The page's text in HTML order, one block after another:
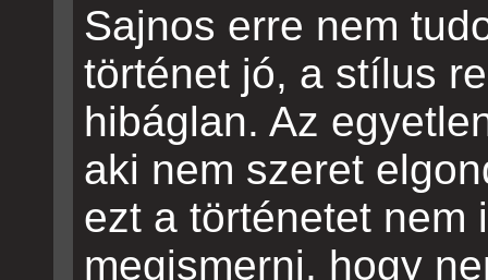
Sajnos erre nem
történet jó, a stílus
hibáglan. Az
aki nem szeret
ezt a történetet nem
megismerni, hogy